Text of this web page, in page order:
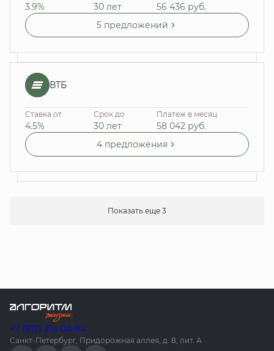
3.9% 30 лет 56 436 руб.
5 предложений
ВТБ
Ставка от
4.5%
Срок до
30 лет
Платеж в месяц
58 042 руб.
4 предложения
Показать еще 3
+7 (812) 214-04-94
Санкт-Петербург, Придорожная аллея, д. 8, лит. А